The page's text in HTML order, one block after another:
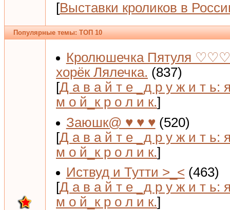
[Выставки кроликов в
Популярные темы: ТОП 10
Кролюшечка Пятуля
хорёк Лялечка. (837)
[Д а в а й т е _д р у ж и т ь:
м о й_к р о л и к.]
Заюшк@ ♥ ♥ ♥ (520)
[Д а в а й т е _д р у ж и т ь:
м о й_к р о л и к.]
Иствуд и Тутти >_< (463)
[Д а в а й т е _д р у ж и т ь:
м о й_к р о л и к.]